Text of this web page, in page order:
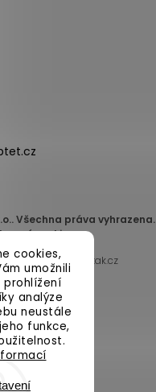
cookies,
umožnili
prohlížení
analýze
neustále
funkce,
. Všechna práva vyhrazena.
cookies
a nakódovalShoptak.cz